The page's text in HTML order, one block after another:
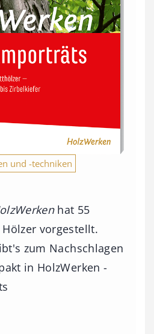
und -techniken
hat 55
vorgestellt.
zum Nachschlagen
in HolzWerken -